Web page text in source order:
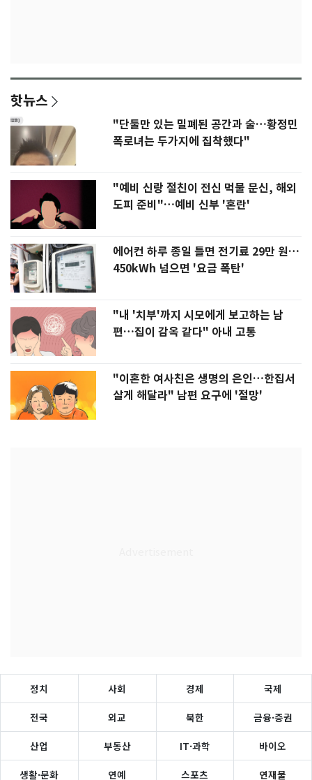
핫뉴스
"단둘만 있는 밀폐된 공간과 술…황정민
폭로녀는 두가지에 집착했다"
"예비 신랑 절친이 전신 먹물 문신, 해외
도피 준비"…예비 신부 '혼란'
에어컨 하루 종일 틀면 전기료 29만 원…
450kWh 넘으면 '요금 폭탄'
"내 '치부'까지 시모에게 보고하는 남
편…집이 감옥 같다" 아내 고통
"이혼한 여사친은 생명의 은인…한집서
살게 해달라" 남편 요구에 '절망'
정치 사회 경제 국제
전국 외교 북한 금융·증권
산업 부동산 IT·과학 바이오
생활·문화 연예 스포츠 연재물